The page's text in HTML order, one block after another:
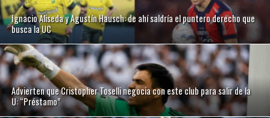
Ignacio Aliseda y Agustín Hausch: de ahí saldría el puntero derecho que
busca la UC
Advierten que Cristopher Toselli negocia con este club para salir de la
U: “Préstamo”